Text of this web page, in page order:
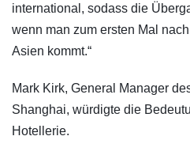
international, sodass die
wenn man zum ersten Mal
Asien kommt.“
Mark Kirk, General Manager
Shanghai, würdigte die
Hotellerie.